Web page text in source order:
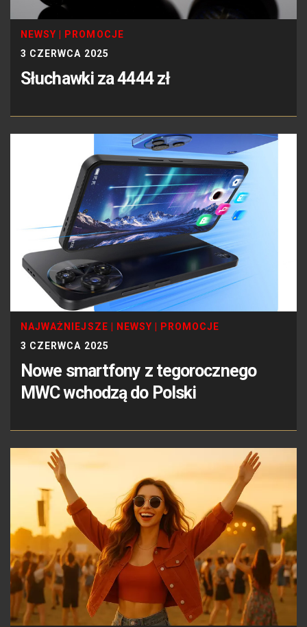
NEWSY
PROMOCJE
3 CZERWCA 2025
Słuchawki za 4444 zł
NAJWAŻNIEJSZE NEWSY
PROMOCJE
3 CZERWCA 2025
Nowe smartfony z tegorocznego
MWC wchodzą do Polski